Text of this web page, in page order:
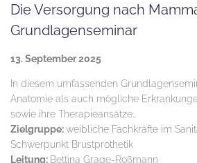
Die Versorgung nach
Grundlagenseminar
13. September 2025
In diesem umfassenden
Anatomie als auch mögliche
sowie ihre Therapieansätze…
Zielgruppe:weibliche Fachkräfte im
Schwerpunkt Brustprothetik
Leitung: Bettina Grage-Roßmann